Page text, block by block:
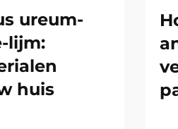
ureum-
lijm:
huis